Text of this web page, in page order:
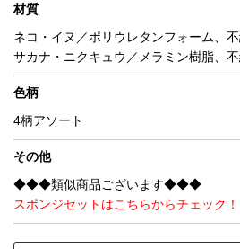
材質
ネコ・イヌ／ポリウレタンフォーム、
サカナ・ニクキュウ／メラミン樹脂、
色柄
4柄アソート
その他
◆◆◆類似商品ございます◆◆◆
スポンジセットはこちらからチェック！